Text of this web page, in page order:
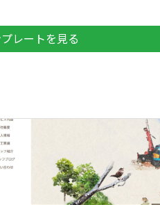
レートを見る